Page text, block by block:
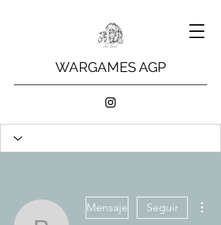
WARGAMES AGP
Mensaje Seguir